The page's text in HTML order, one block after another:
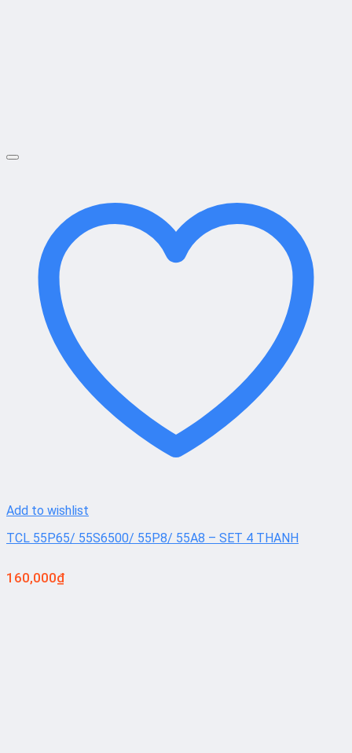
Add to wishlist
TCL 55P65/ 55S6500/ 55P8/ 55A8 – SET 4 THANH
160,000₫